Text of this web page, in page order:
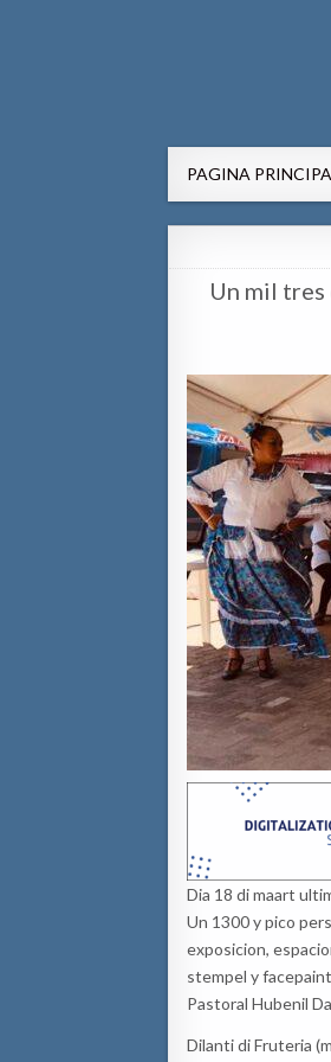
PAGINA
Un mil
Dia 18 di maart
Un 1300 y pico
exposicion,
stempel y
Pastoral Hubenil
Dilanti di Fruteria